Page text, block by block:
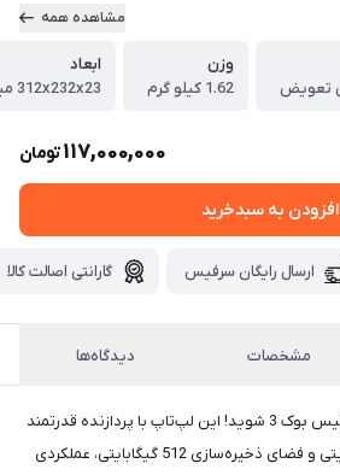
مشاهده همه
وزن
1.62 کیلو گرم
ابعاد
312x232x23 میلی‌متر
117,000,000تومان
افزودن به سبدخرید
ارسال رایگان سرفیس گارانتی اصالت کالا
مشخصات دیدگاه‌ها
آماده تجربه‌ای بی‌نظیر با سرفیس بوک 3 شوید! این لپ‌تاپ با پردازنده قدرتمند
Core i7، حافظه رم 32 گیگابایتی و فضای ذخیره‌سازی 512 گیگابایتی، عملکردی